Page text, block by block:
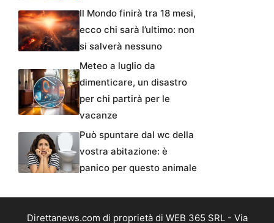
Il Mondo finirà tra 18 mesi,
ecco chi sarà l’ultimo: non
si salverà nessuno
Meteo a luglio da
dimenticare, un disastro
per chi partirà per le
vacanze
Può spuntare dal wc della
vostra abitazione: è
panico per questo animale
Direttanews.com di proprietà di WEB 365 SRL - Via